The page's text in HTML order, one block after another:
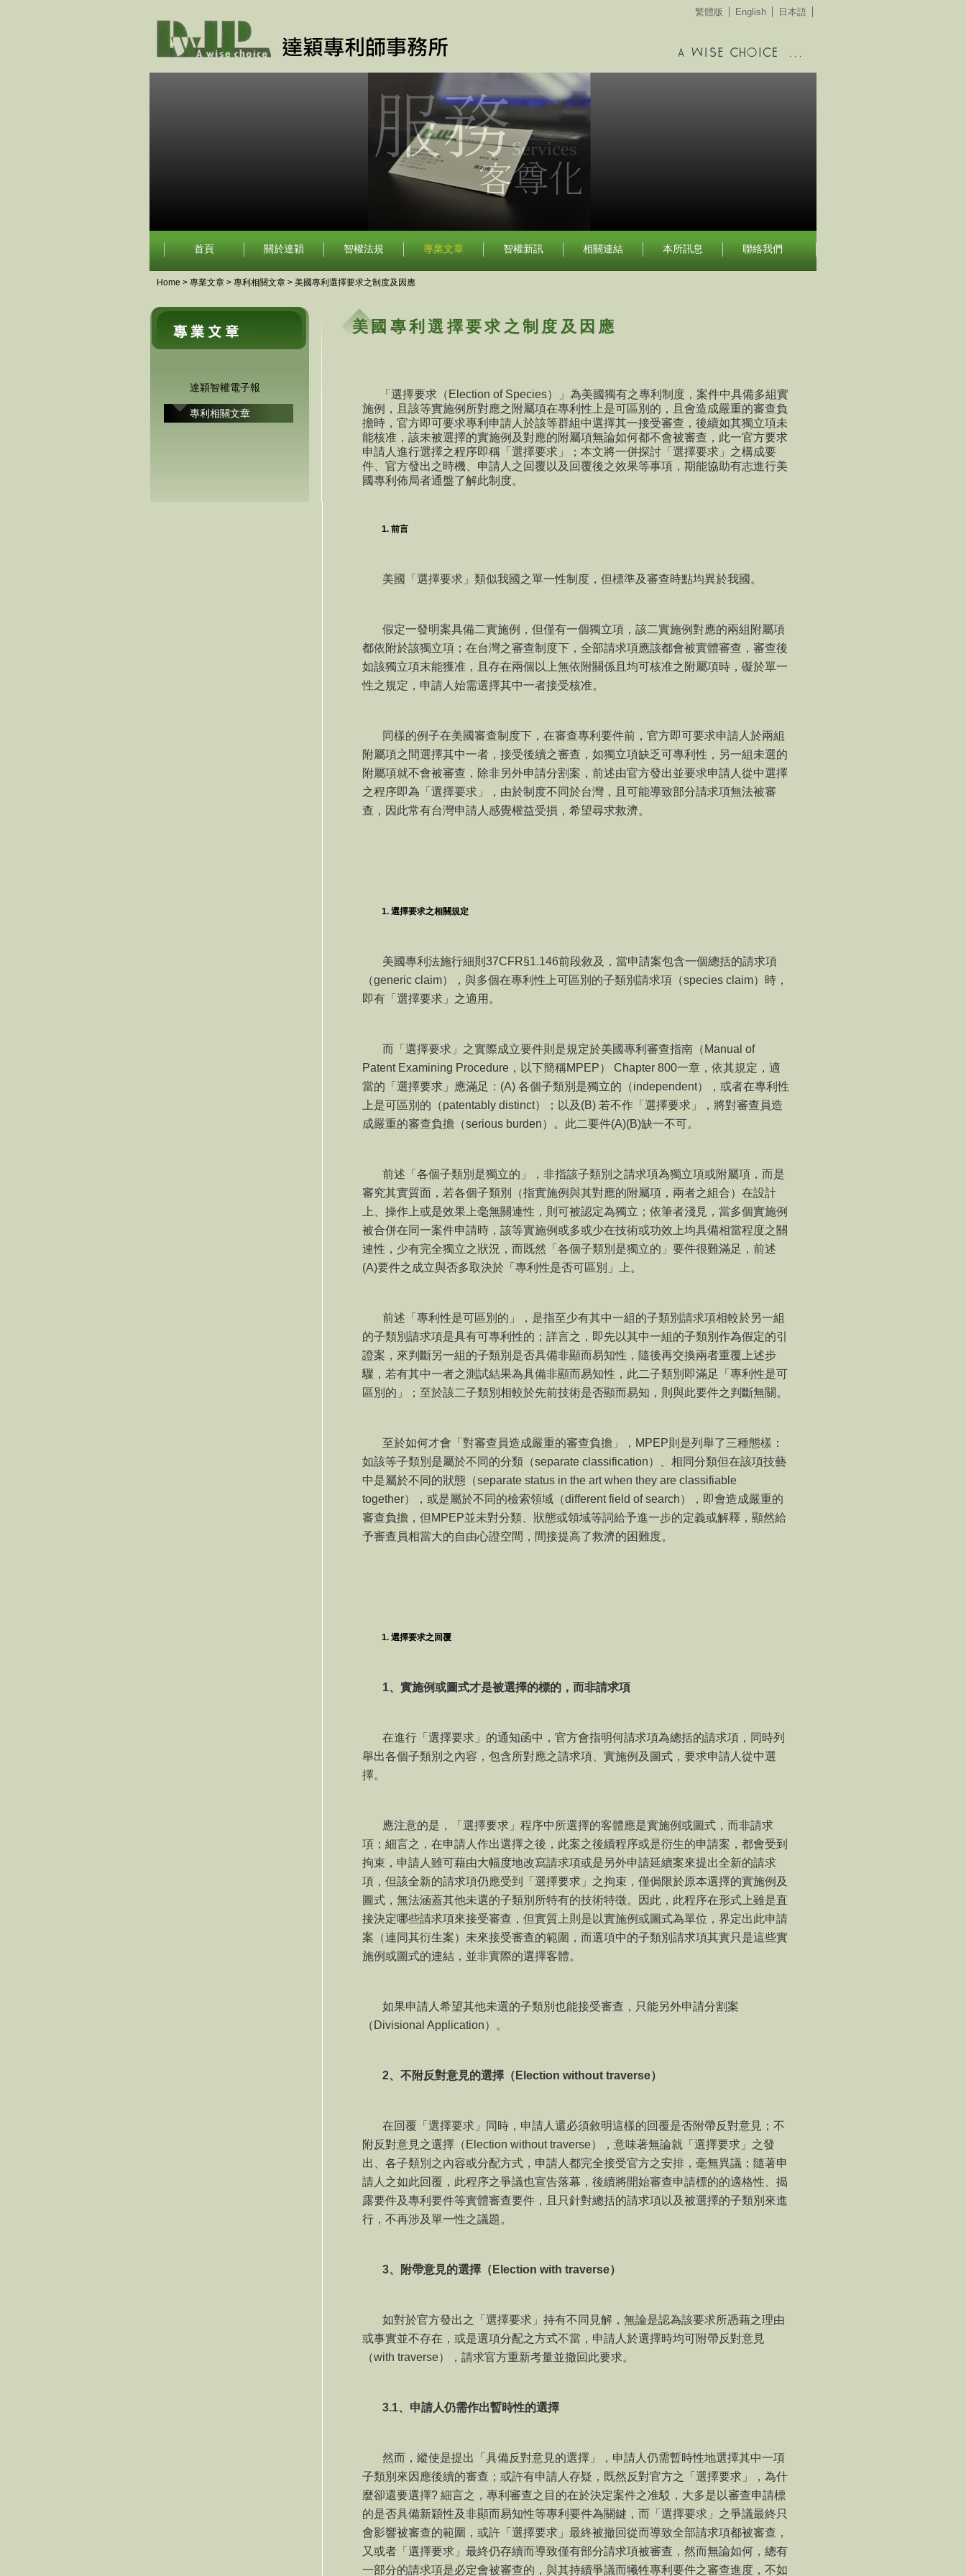
繁體版 English 日本語
首頁 關於達穎 智權法規 專業文章 智權新訊 相關連結 本所訊息 聯絡我們
Home > 專業文章 > 專利相關文章 > 美國專利選擇要求之制度及因應
美國專利選擇要求之制度及因應
「選擇要求（ Election of Species）」為美國獨有之專利制度，案件中具備多組實
施例，且該等實施例所對應之附屬項在專利性上是可區別的，且會造成嚴重的審查負
擔時，官方即可要求專利申請人於該等群組中選擇其一接受審查，後續如其獨立項未
能核准，該未被選擇的實施例及對應的附屬項無論如何都不會被審查，此一官方要求
申請人進行選擇之程序即稱「選擇要求」；本文將一併探討「選擇要求」之構成要
件、官方發出之時機、申請人之回覆以及回覆後之效果等事項，期能協助有志進行美
國專利佈局者通盤了解此制度。
前言
美國「選擇要求」類似我國之單一性制度，但標準及審查時點均異於我國。
假定一發明案具備二實施例，但僅有一個獨立項，該二實施例對應的兩組附屬項
都依附於該獨立項；在台灣之審查制度下，全部請求項應該都會被實體審查，審查後
如該獨立項末能獲准，且存在兩個以上無依附關係且均可核准之附屬項時，礙於單一
性之規定，申請人始需選擇其中一者接受核准。
同樣的例子在美國審查制度下，在審查專利要件前，官方即可要求申請人於兩組
附屬項之間選擇其中一者，接受後續之審查，如獨立項缺乏可專利性，另一組未選的
附屬項就不會被審查，除非另外申請分割案，前述由官方發出並要求申請人從中選擇
之程序即為「選擇要求」，由於制度不同於台灣，且可能導致部分請求項無法被審
查，因此常有台灣申請人感覺權益受損，希望尋求救濟。
選擇要求之相關規定
美國專利法施行細則37CFR§1.146前段敘及，當申請案包含一個總括的請求項
（generic claim），與多個在專利性上可區別的子類別請求項（species claim）時，
即有「選擇要求」之適用。
而「選擇要求」之實際成立要件則是規定於美國專利審查指南（ Manual of
Patent Examining Procedure ，以下簡稱MPEP） Chapter 800一章，依其規定，適
當的「選擇要求」應滿足： (A) 各個子類別是獨立的（independent），或者在專利性
上是可區別的（patentably distinct）；以及 (B) 若不作「選擇要求」，將對審查員造
成嚴重的審查負擔（serious burden）。此二要件(A)(B)缺一不可。
前述「各個子類別是獨立的」，非指該子類別之請求項為獨立項或附屬項，而是
審究其實質面，若各個子類別（指實施例與其對應的附屬項，兩者之組合）在設計
上、操作上或是效果上毫無關連性，則可被認定為獨立；依筆者淺見，當多個實施例
被合併在同一案件申請時，該等實施例或多或少在技術或功效上均具備相當程度之關
連性，少有完全獨立之狀況，而既然「各個子類別是獨立的」要件很難滿足，前述
(A)要件之成立與否多取決於「專利性是否可區別」上。
前述「專利性是可區別的」，是指至少有其中一組的子類別請求項相較於另一組
的子類別請求項是具有可專利性的；詳言之，即先以其中一組的子類別作為假定的引
證案，來判斷另一組的子類別是否具備非顯而易知性，隨後再交換兩者重覆上述步
驟，若有其中一者之測試結果為具備非顯而易知性，此二子類別即滿足「專利性是可
區別的」；至於該二子類別相較於先前技術是否顯而易知，則與此要件之判斷無關。
至於如何才會「對審查員造成嚴重的審查負擔」， MPEP則是列舉了三種態樣：
如該等子類別是屬於不同的分類（separate classification）、相同分類但在該項技藝
中是屬於不同的狀態（separate status in the art when they are classifiable
together），或是屬於不同的檢索領域（different field of search），即會造成嚴重的
審查負擔，但 MPEP並未對分類、狀態或領域等詞給予進一步的定義或解釋，顯然給
予審查員相當大的自由心證空間，間接提高了救濟的困難度。
選擇要求之回覆
1、實施例或圖式才是被選擇的標的，而非請求項
在進行「選擇要求」的通知函中，官方會指明何請求項為總括的請求項，同時列
舉出各個子類別之內容，包含所對應之請求項、實施例及圖式，要求申請人從中選
擇。
應注意的是，「選擇要求」程序中所選擇的客體應是實施例或圖式，而非請求
項；細言之，在申請人作出選擇之後，此案之後續程序或是衍生的申請案，都會受到
拘束，申請人雖可藉由大幅度地改寫請求項或是另外申請延續案來提出全新的請求
項，但該全新的請求項仍應受到「選擇要求」之拘束，僅侷限於原本選擇的實施例及
圖式，無法涵蓋其他未選的子類別所特有的技術特徵。因此，此程序在形式上雖是直
接決定哪些請求項來接受審查，但實質上則是以實施例或圖式為單位，界定出此申請
案（連同其衍生案）未來接受審查的範圍，而選項中的子類別請求項其實只是這些實
施例或圖式的連結，並非實際的選擇客體。
如果申請人希望其他未選的子類別也能接受審查，只能另外申請分割案
（ Divisional Application）。
2、不附反對意見的選擇（ Election without traverse）
在回覆「選擇要求」同時，申請人還必須敘明這樣的回覆是否附帶反對意見；不
附反對意見之選擇（ Election without traverse），意味著無論就「選擇要求」之發
出、各子類別之內容或分配方式，申請人都完全接受官方之安排，毫無異議；隨著申
請人之如此回覆，此程序之爭議也宣告落幕，後續將開始審查申請標的的適格性、揭
露要件及專利要件等實體審查要件，且只針對總括的請求項以及被選擇的子類別來進
行，不再涉及單一性之議題。
3、附帶意見的選擇（ Election with traverse）
如對於官方發出之「選擇要求」持有不同見解，無論是認為該要求所憑藉之理由
或事實並不存在，或是選項分配之方式不當，申請人於選擇時均可附帶反對意見
（with traverse），請求官方重新考量並撤回此要求。
3.1、申請人仍需作出暫時性的選擇
然而，縱使是提出「具備反對意見的選擇」，申請人仍需暫時性地選擇其中一項
子類別來因應後續的審查；或許有申請人存疑，既然反對官方之「選擇要求」，為什
麼卻還要選擇? 細言之，專利審查之目的在於決定案件之准駁，大多是以審查申請標
的是否具備新穎性及非顯而易知性等專利要件為關鍵，而「選擇要求」之爭議最終只
會影響被審查的範圍，或許「選擇要求」最終被撤回從而導致全部請求項都被審查，
又或者「選擇要求」最終仍存續而導致僅有部分請求項被審查，然而無論如何，總有
一部分的請求項是必定會被審查的，與其持續爭議而犧牲專利要件之審查進度，不如
達穎智權電子報
專利相關文章